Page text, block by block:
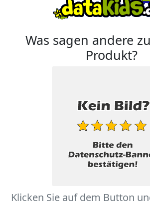
Was sagen andere
Produkt?
Klicken Sie auf dem Button